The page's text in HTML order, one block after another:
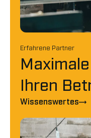
Erfahrene Partner
Ihren
Wissenswertes